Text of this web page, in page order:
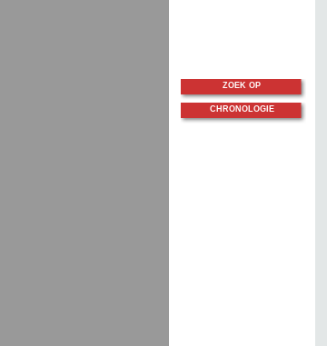
ZOEK OP
CHRONOLOGIE